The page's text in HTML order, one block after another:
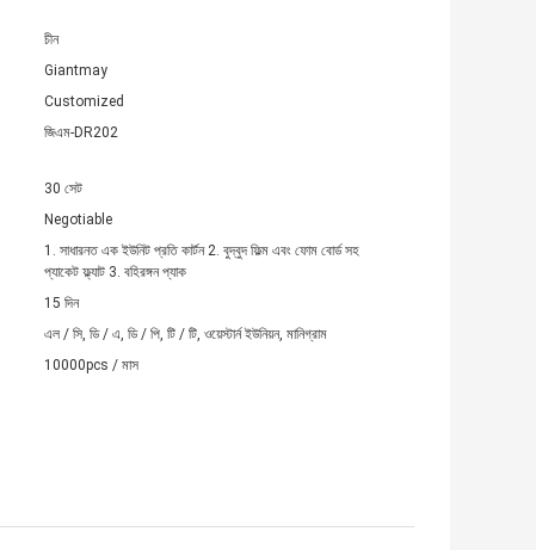
চীন
Giantmay
Customized
জিএম-DR202
30 সেট
Negotiable
1. সাধারনত এক ইউনিট প্রতি কার্টন 2. বুদ্বুদ ফিল্ম এবং ফোম বোর্ড সহ
প্যাকেট ফ্ল্যাট 3. বহিরঙ্গন প্যাক
15 দিন
এল / সি, ডি / এ, ডি / পি, টি / টি, ওয়েস্টার্ন ইউনিয়ন, মানিগ্রাম
10000pcs / মাস